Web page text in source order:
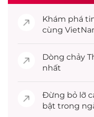
Khám phá
cùng
Dòng chảy
nhất
Đừng bỏ lỡ
bật trong